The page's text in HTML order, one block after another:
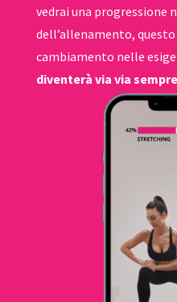
vedrai una progressione
dell’allenamento,
cambiamento nelle
diventerà via via